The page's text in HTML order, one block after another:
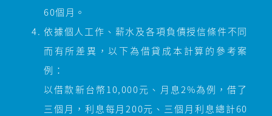
60個月。
依據個人工作、薪水及各項負債授信條件不同
而有所差異，以下為借貸成本計算的參考案
例：
以借款新台幣10,000元、月息2%為例，借了
三個月，利息每月200元、三個月利息總計60